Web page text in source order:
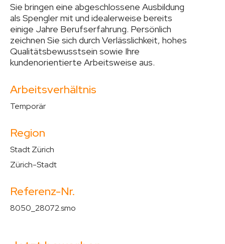
Sie bringen eine abgeschlossene Ausbildung
als Spengler mit und idealerweise bereits
einige Jahre Berufserfahrung. Persönlich
zeichnen Sie sich durch Verlässlichkeit, hohes
Qualitätsbewusstsein sowie Ihre
kundenorientierte Arbeitsweise aus.
Arbeitsverhältnis
Temporär
Region
Stadt Zürich
Zürich-Stadt
Referenz-Nr.
8050_28072.smo